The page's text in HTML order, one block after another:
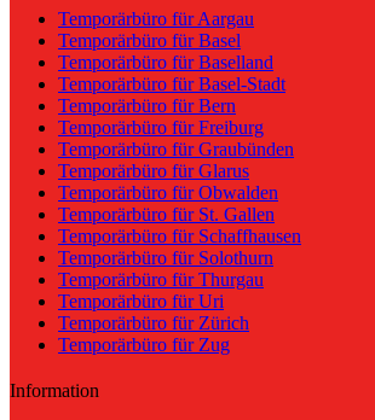
Temporärbüro für Aargau
Temporärbüro für Basel
Temporärbüro für Baselland
Temporärbüro für Basel-Stadt
Temporärbüro für Bern
Temporärbüro für Freiburg
Temporärbüro für Graubünden
Temporärbüro für Glarus
Temporärbüro für Obwalden
Temporärbüro für St. Gallen
Temporärbüro für Schaffhausen
Temporärbüro für Solothurn
Temporärbüro für Thurgau
Temporärbüro für Uri
Temporärbüro für Zürich
Temporärbüro für Zug
Information